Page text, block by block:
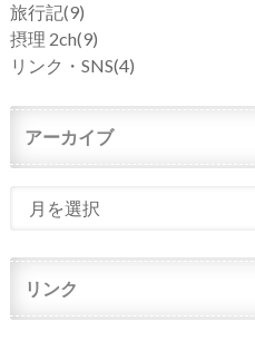
旅行記(9)
摂理 2ch(9)
リンク・SNS(4)
アーカイブ
リンク